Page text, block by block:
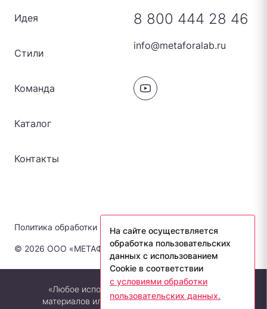
Политика обработки персональных данных
© 2026 ООО «МЕТАФОРА-ЛАБ». Все права защищены.
Идея
Стили
Команда
Каталог
Контакты
8 800 444 28 46
info@metaforalab.ru
«Любое использование либо копирование
материалов или подборки материалов сайта,
На сайте осуществляется
обработка пользовательских
данных с использованием
Cookie в соответствии
с условиями обработки
пользовательских данных.